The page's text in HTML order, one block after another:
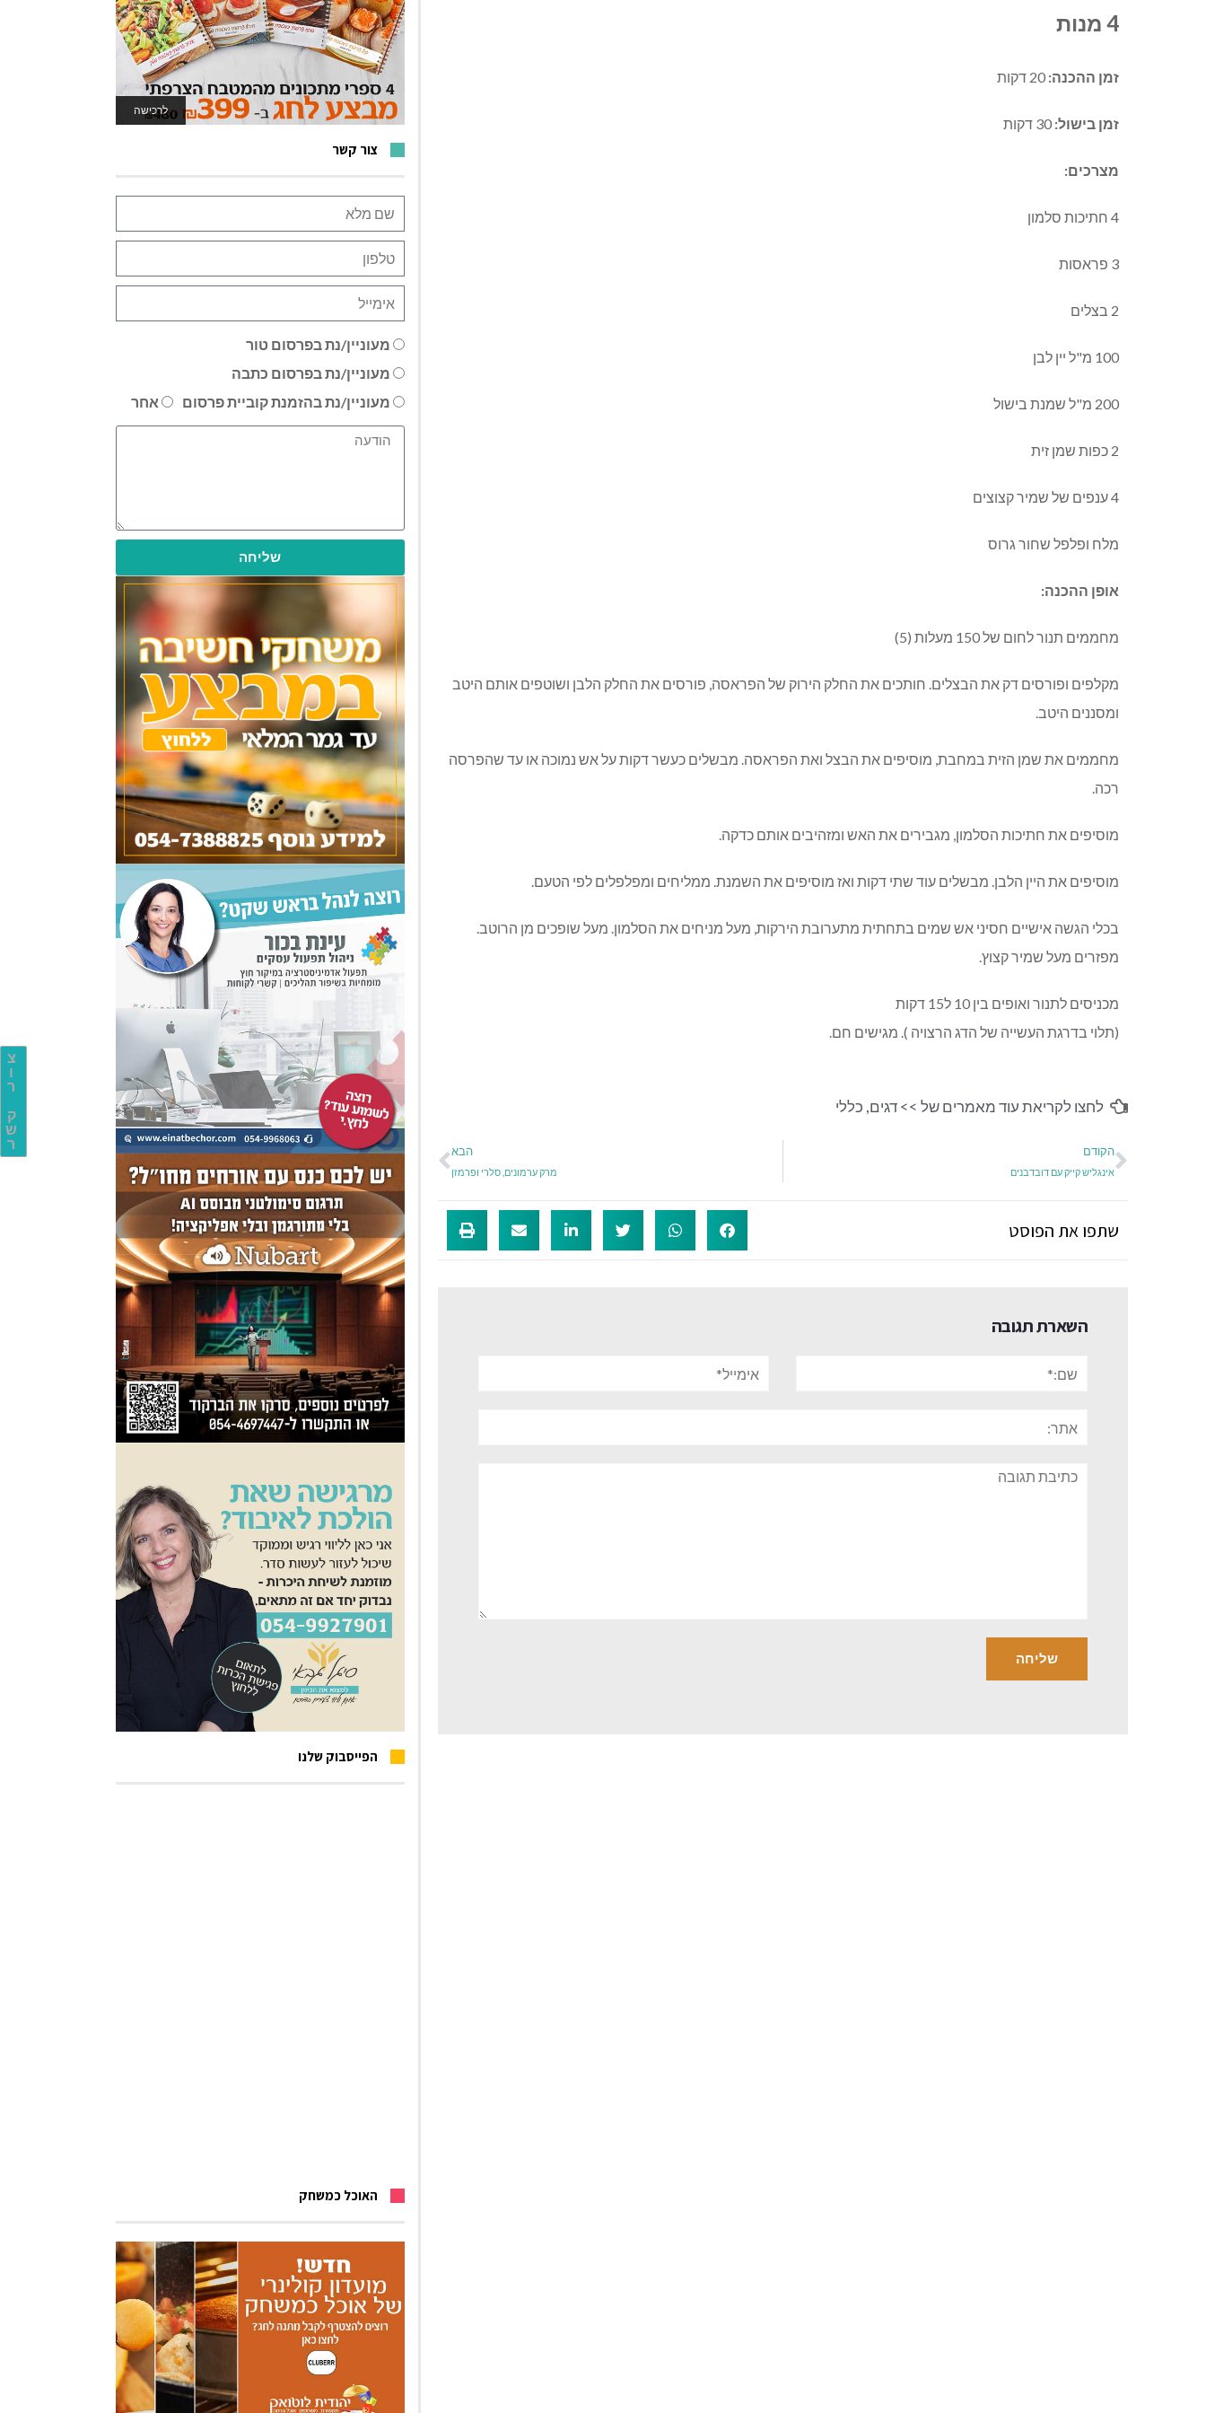
צ
ו
ר
ק
ש
ר
4 מנות
זמן ההכנה:
זמן בישול:
מצרכים:
4 חתיכות סלמון
3 פראסות
2 בצלים
100 מ"ל יין לבן
200 מ"ל שמנת בישול
2 כפות שמן זית
4 ענפים של שמיר קצוצים
מלח ופלפל שחור גרוס
אופן ההכנה:
מחממים תנור לחום של 150 מעלות (5)
מקלפים ופורסים דק את הבצלים. חותכים את החלק הירוק של הפראסה, פורסים את החלק הלבן ושוטפים אותם היטב
ומסננים היטב.
מחממים את שמן הזית במחבת, מוסיפים את הבצל ואת הפראסה. מבשלים כעשר דקות על אש נמוכה או עד שהפרסה
רכה.
מוסיפים את חתיכות הסלמון, מגבירים את האש ומזהיבים אותם כדקה.
מוסיפים את היין הלבן. מבשלים עוד שתי דקות ואז מוסיפים את השמנת. ממליחים ומפלפלים לפי הטעם.
בכלי הגשה אישיים חסיני אש שמים בתחתית מתערובת הירקות, מעל מניחים את הסלמון. מעל שופכים מן הרוטב.
מפזרים מעל שמיר קצוץ.
מכניסים לתנור ואופים בין 10 ל15 דקות
(תלוי בדרגת העשייה של הדג הרצויה ). מגישים חם.
לחצו לקריאת עוד מאמרים של >>דגים, כללי
הקודם
אינגליש קייק עם דובדבנים
הבא
מרק ערמונים, סלרי ופרמזן
שתפו את הפוסט
השארת תגובה
תגובה
לרכישה
לאתר המשחקים
צור קשר
מעוניין/נת בפרסום טור
מעוניין/נת בפרסום כתבה
מעוניין/נת בהזמנת קוביית פרסום
אחר
שליחה
הפייסבוק שלנו
האוכל כמשחק